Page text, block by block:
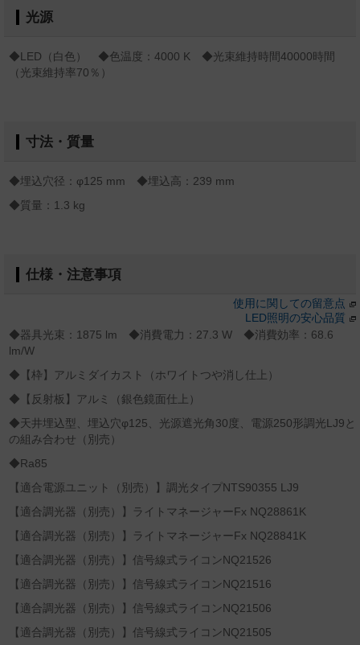
光源
◆LED（白色） ◆色温度：4000 K ◆光束維持時間40000時間
（光束維持率70％）
寸法・質量
◆埋込穴径：φ125 mm ◆埋込高：239 mm
◆質量：1.3 kg
仕様・注意事項
使用に関しての留意点
LED照明の安心品質
◆器具光束：1875 lm ◆消費電力：27.3 W ◆消費効率：68.6
lm/W
◆【枠】アルミダイカスト（ホワイトつや消し仕上）
◆【反射板】アルミ（銀色鏡面仕上）
◆天井埋込型、埋込穴φ125、光源遮光角30度、電源250形調光LJ9と
の組み合わせ（別売）
◆Ra85
【適合電源ユニット（別売）】調光タイプNTS90355 LJ9
【適合調光器（別売）】ライトマネージャーFx NQ28861K
【適合調光器（別売）】ライトマネージャーFx NQ28841K
【適合調光器（別売）】信号線式ライコンNQ21526
【適合調光器（別売）】信号線式ライコンNQ21516
【適合調光器（別売）】信号線式ライコンNQ21506
【適合調光器（別売）】信号線式ライコンNQ21505